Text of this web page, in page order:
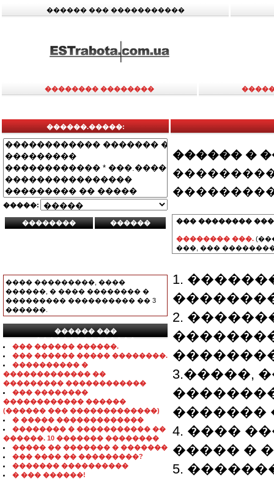
������ ��� �����������
�������� ��������
������.�����:
�����:
���� ���������, ����
������, � ���� �������� �
��������� ���������� �� 3
������.
������ ���
���������������
��� ������ ������.
��� ������ ����� ��������.
���������� �
������������� ��
��������� ������������
��� ��������
������������ ������
(������ ��� �������������)
� ����� �������������
�������� � ����������� ��
������. 10 ������� ��������
����� �� ������� � �������
��� ���� �� ���������?
������� ����������
� ��� ������!
������ �
��� ��������
�������� ���.
���, ���
1.
2.
3.�����,
�������
4. ����
����� �
5.